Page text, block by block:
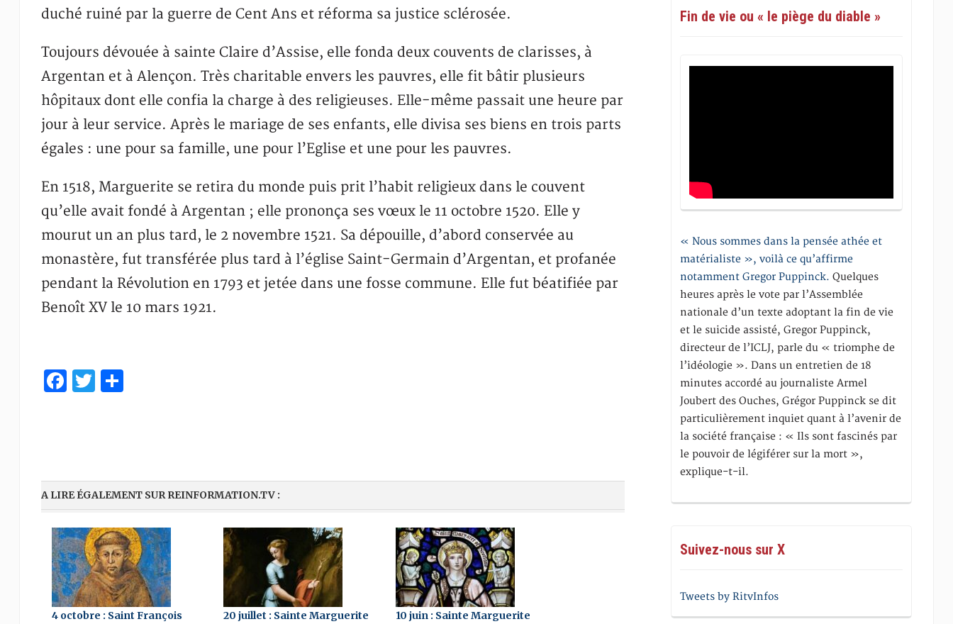
duché ruiné par la guerre de Cent Ans et réforma sa justice sclérosée.
Toujours dévouée à sainte Claire d’Assise, elle fonda deux couvents de clarisses, à
Argentan et à Alençon. Très charitable envers les pauvres, elle fit bâtir plusieurs
hôpitaux dont elle confia la charge à des religieuses. Elle-même passait une heure par
jour à leur service. Après le mariage de ses enfants, elle divisa ses biens en trois parts
égales : une pour sa famille, une pour l’Eglise et une pour les pauvres.
En 1518, Marguerite se retira du monde puis prit l’habit religieux dans le couvent
qu’elle avait fondé à Argentan ; elle prononça ses vœux le 11 octobre 1520. Elle y
mourut un an plus tard, le 2 novembre 1521. Sa dépouille, d’abord conservée au
monastère, fut transférée plus tard à l’église Saint-Germain d’Argentan, et profanée
pendant la Révolution en 1793 et jetée dans une fosse commune. Elle fut béatifiée par
Benoît XV le 10 mars 1921.
Facebook
Twitter
Share
A LIRE ÉGALEMENT SUR REINFORMATION.TV :
4 octobre : Saint François
20 juillet : Sainte Marguerite
10 juin : Sainte Marguerite
Fin de vie ou « le piège du diable »
« Nous sommes dans la pensée athée et
matérialiste », voilà ce qu’affirme
notamment Gregor Puppinck. Quelques
heures après le vote par l’Assemblée
nationale d’un texte adoptant la fin de vie
et le suicide assisté, Gregor Puppinck,
directeur de l’ICLJ, parle du « triomphe de
l’idéologie ». Dans un entretien de 18
minutes accordé au journaliste Armel
Joubert des Ouches, Grégor Puppinck se dit
particulièrement inquiet quant à l’avenir de
la société française : « Ils sont fascinés par
le pouvoir de légiférer sur la mort »,
explique-t-il.
Suivez-nous sur X
Tweets by RitvInfos